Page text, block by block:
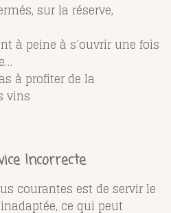
sur la réserve,
à peine à s’ouvrir une fois
à profiter de la
vins
Incorrecte
courantes est de servir le
ce qui peut